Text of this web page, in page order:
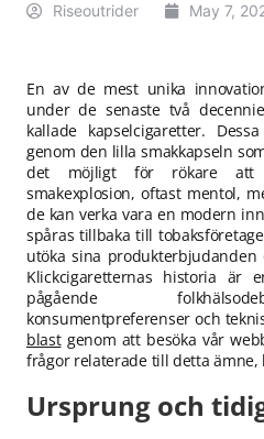
Riseoutrider May 7,
En av de mest unika
under de senaste två
kallade kapselcigaretter.
genom den lilla smakkapseln
det möjligt för rökare att
smakexplosion, oftast mentol,
de kan verka vara en modern
spåras tillbaka till
utöka sina produkterbjudanden
Klickcigaretternas historia är
pågående
konsumentpreferenser och
blastgenom att besöka vår
frågor relaterade till detta ämne,
Ursprung och